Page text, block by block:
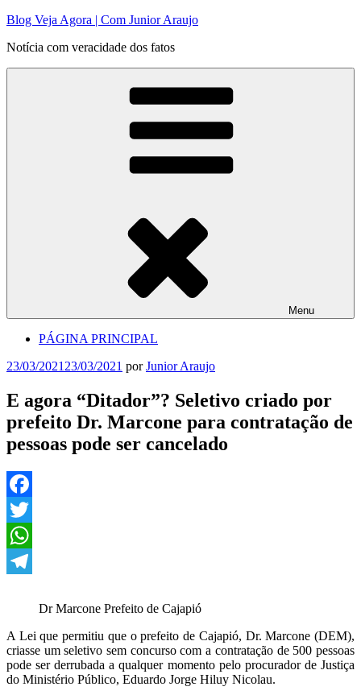
Pular
o
Blog Veja Agora | Com Junior Araujo
Notícia com veracidade dos fatos
Menu
PÁGINA PRINCIPAL
Publicado
23/03/2021 23/03/2021 porJunior Araujo
E agora “Ditador”? Seletivo criado por
prefeito Dr. Marcone para contratação de
pessoas pode ser cancelado
Facebook
Twitter
WhatsApp
Dr Marcone Prefeito de Cajapió
A Lei que permitiu que o prefeito de Cajapió, Dr. Marcone (DEM),
criasse um seletivo sem concurso com a contratação de 500 pessoas
pode ser derrubada a qualquer momento pelo procurador de Justiça
do Ministério Público, Eduardo Jorge Hiluy Nicolau.